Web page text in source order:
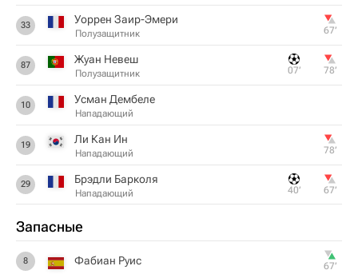
33 Уоррен Заир-Эмери
Полузащитник 67‎’‎
87 Жуан Невеш
Полузащитник 07‎’‎ 78‎’‎
10 Усман Дембеле
Нападающий
19 Ли Кан Ин
Нападающий 78‎’‎
29 Брэдли Барколя
Нападающий 40‎’‎ 67‎’‎
Запасные
8 Фабиан Руис 67‎’‎